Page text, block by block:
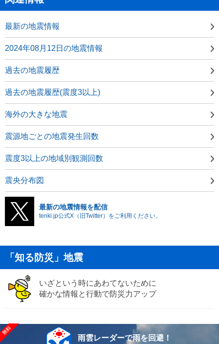
最新の地震情報
2024年08月12日の地震情報
過去の地震履歴
過去の地震履歴(震度3以上)
海外の大きな地震
震源地ごとの地震発生回数
震度3以上の地域別観測回数
震央分布図
最新の地震情報を配信
tenki.jp公式X（旧Twitter）をご利用ください。
「知る防災」地震
いざという時にあわてないために
確かな情報と行動で防災力アップ
雨雲レーダーで雨を回避！